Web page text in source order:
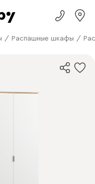
/ Распашные шкафы /